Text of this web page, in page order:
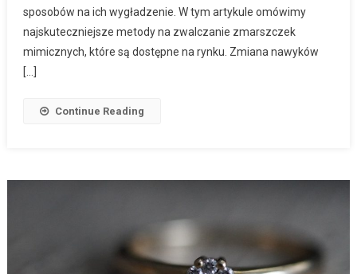
sposobów na ich wygładzenie. W tym artykule omówimy
najskuteczniejsze metody na zwalczanie zmarszczek
mimicznych, które są dostępne na rynku. Zmiana nawyków
[…]
Continue Reading